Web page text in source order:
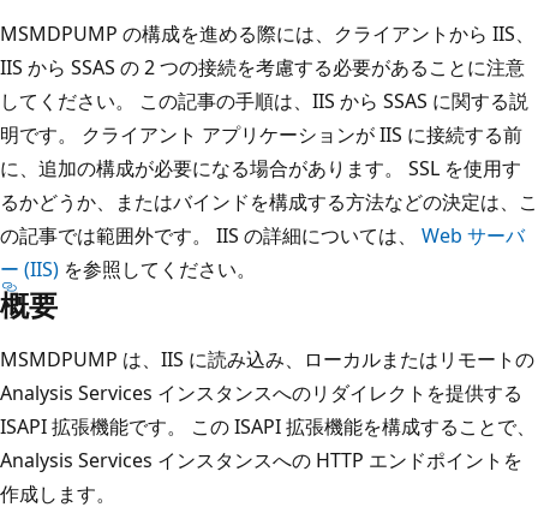
MSMDPUMP の構成を進める際には、クライアントから IIS、
IIS から SSAS の 2 つの接続を考慮する必要があることに注意
してください。 この記事の手順は、IIS から SSAS に関する説
明です。 クライアント アプリケーションが IIS に接続する前
に、追加の構成が必要になる場合があります。 SSL を使用す
るかどうか、またはバインドを構成する方法などの決定は、こ
の記事では範囲外です。 IIS の詳細については、 Web サーバ
ー (IIS) を参照してください。
概要
MSMDPUMP は、IIS に読み込み、ローカルまたはリモートの
Analysis Services インスタンスへのリダイレクトを提供する
ISAPI 拡張機能です。 この ISAPI 拡張機能を構成することで、
Analysis Services インスタンスへの HTTP エンドポイントを
作成します。